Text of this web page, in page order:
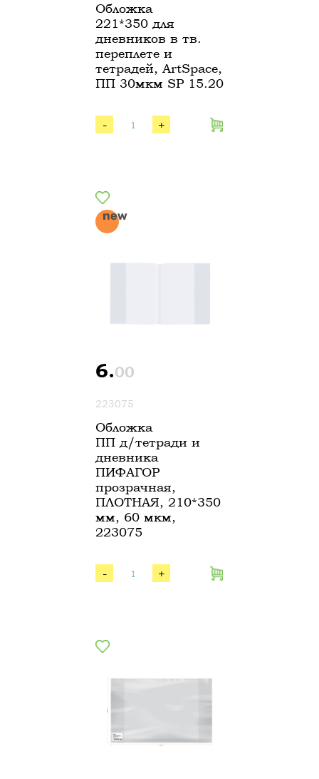
Обложка
221*350 для
дневников в тв.
переплете и
тетрадей, ArtSpace,
ПП 30мкм SP 15.20
- +
6.00
223075
Обложка
ПП д/тетради и
дневника
ПИФАГОР
прозрачная,
ПЛОТНАЯ, 210*350
мм, 60 мкм,
223075
- +